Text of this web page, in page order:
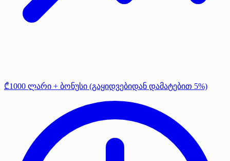
₾1000 ლარი + ბონუსი (გაყიდვებიდან დამატებით 5%)